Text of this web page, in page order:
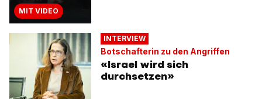
MIT VIDEO
INTERVIEW
Botschafterin zu den Angriffen
«Israel wird sich
durchsetzen»